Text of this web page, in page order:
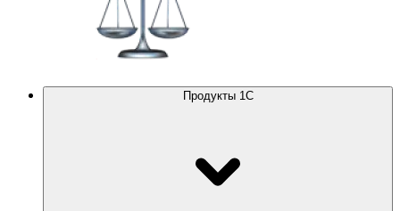
Продукты 1С